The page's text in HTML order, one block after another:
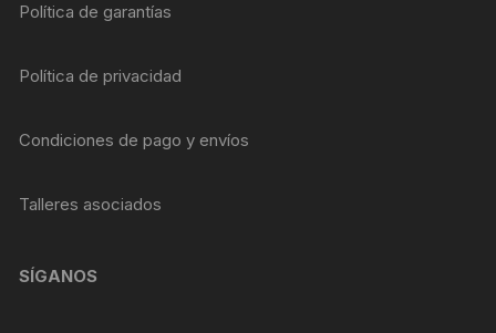
Política de garantías
Política de privacidad
Condiciones de pago y envíos
Talleres asociados
SÍGANOS